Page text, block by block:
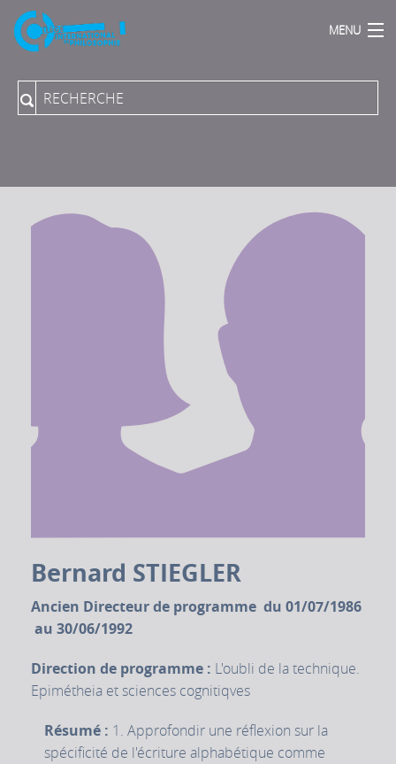
MENU
Qui sommes Nous ?
Collection du Collège aux PUPN
Bernard STIEGLER
Ancien Directeur de programme du 01/07/1986
au 30/06/1992
Direction de programme : L'oubli de la technique.
Epimétheia et sciences cognitiqves
Résumé : 1. Approfondir une réflexion sur la
spécificité de l'écriture alphabétique comme